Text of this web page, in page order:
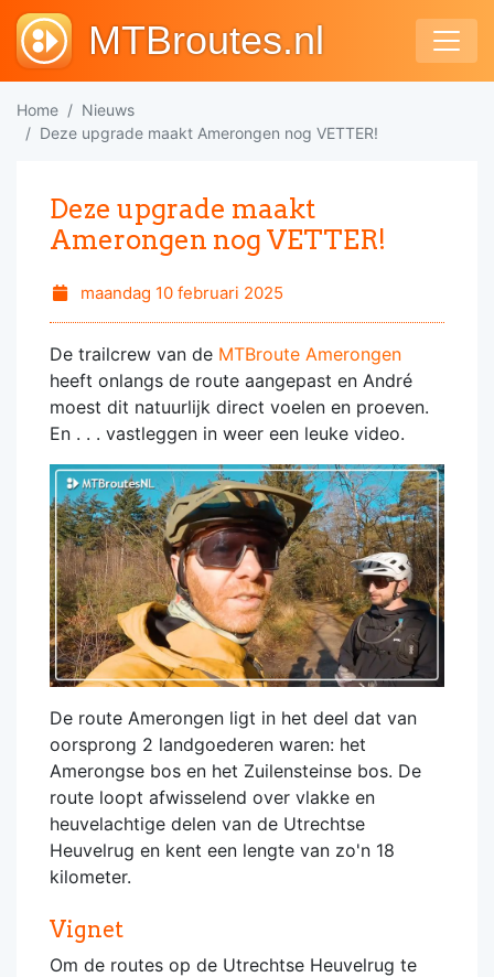
MTBroutes.nl
Home
Nieuws
Deze upgrade maakt Amerongen nog VETTER!
Deze upgrade maakt
Amerongen nog VETTER!
maandag 10 februari 2025
De trailcrew van de MTBroute Amerongen
heeft onlangs de route aangepast en André
moest dit natuurlijk direct voelen en proeven.
En . . . vastleggen in weer een leuke video.
De route Amerongen ligt in het deel dat van
oorsprong 2 landgoederen waren: het
Amerongse bos en het Zuilensteinse bos. De
route loopt afwisselend over vlakke en
heuvelachtige delen van de Utrechtse
Heuvelrug en kent een lengte van zo'n 18
kilometer.
Vignet
Om de routes op de Utrechtse Heuvelrug te